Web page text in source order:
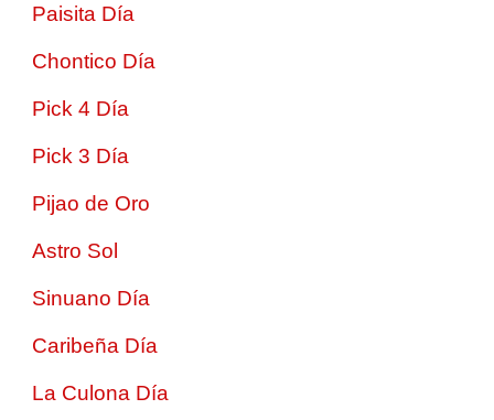
Paisita Día
Chontico Día
Pick 4 Día
Pick 3 Día
Pijao de Oro
Astro Sol
Sinuano Día
Caribeña Día
La Culona Día